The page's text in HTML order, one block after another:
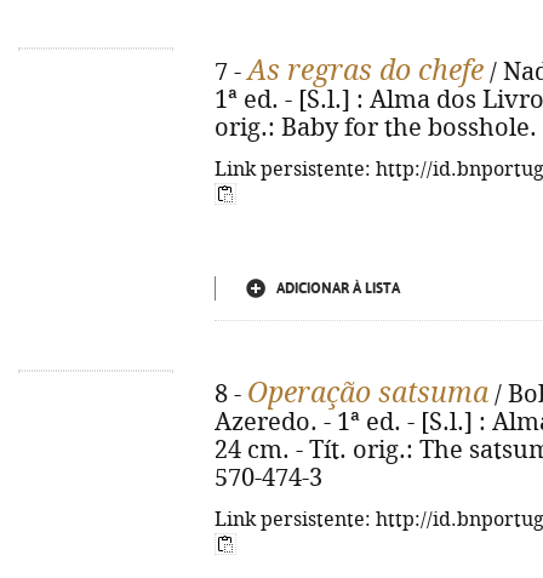
7 -As regras do chefe /
1ª ed. - [S.l.] : Alma dos
orig.: Baby for the bosshole.
Link persistente: http://
ADICIONAR À LISTA
8 - Operação satsuma /
Azeredo. - 1ª ed. - [S.l.] :
24 cm. - Tít. orig.: The
570-474-3
Link persistente: http://